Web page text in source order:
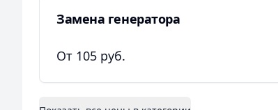
Замена генератора
От 105 руб.